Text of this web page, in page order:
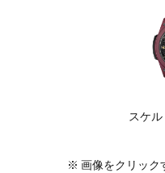
スケ
※ 画像をクリック